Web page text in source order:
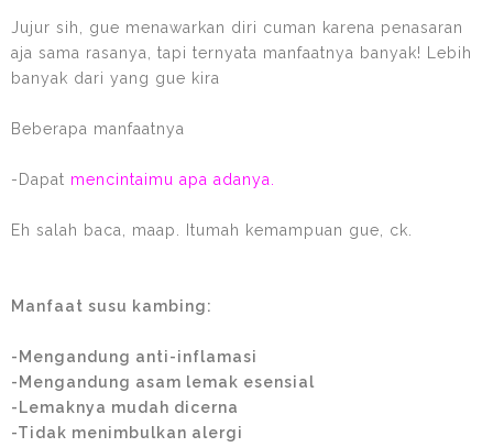
Jujur sih, gue menawarkan diri cuman karena penasaran
aja sama rasanya, tapi ternyata manfaatnya banyak! Lebih
banyak dari yang gue kira
Beberapa manfaatnya
-Dapat mencintaimu apa adanya.
Eh salah baca, maap. Itumah kemampuan gue, ck.
Manfaat susu kambing:
-Mengandung anti-inflamasi
-Mengandung asam lemak esensial
-Lemaknya mudah dicerna
-Tidak menimbulkan alergi